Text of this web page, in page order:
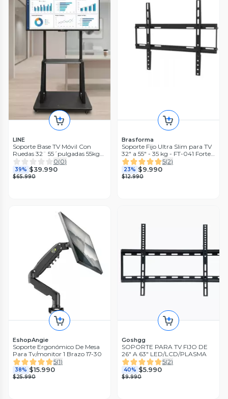
LINE
Soporte Base TV Móvil Con
Ruedas 32¨ 55´pulgadas 55kg
Soporte TV Portátil con Ruedas
0(0)
39% $39.990
$65.990
Brasforma
Soporte Fijo Ultra Slim para TV
32" a 55" - 35 kg - FT-041 Forte
By Brasforma5(2)
23% $9.990
$12.990
EshopAngie
Soporte Ergonómico De Mesa
Para Tv/monitor 1 Brazo 17-30
5(1)
38% $15.990
$25.990
Goshgg
SOPORTE PARA TV FIJO DE
26" A 63" LED/LCD/PLASMA
5(2)
40% $5.990
$9.990